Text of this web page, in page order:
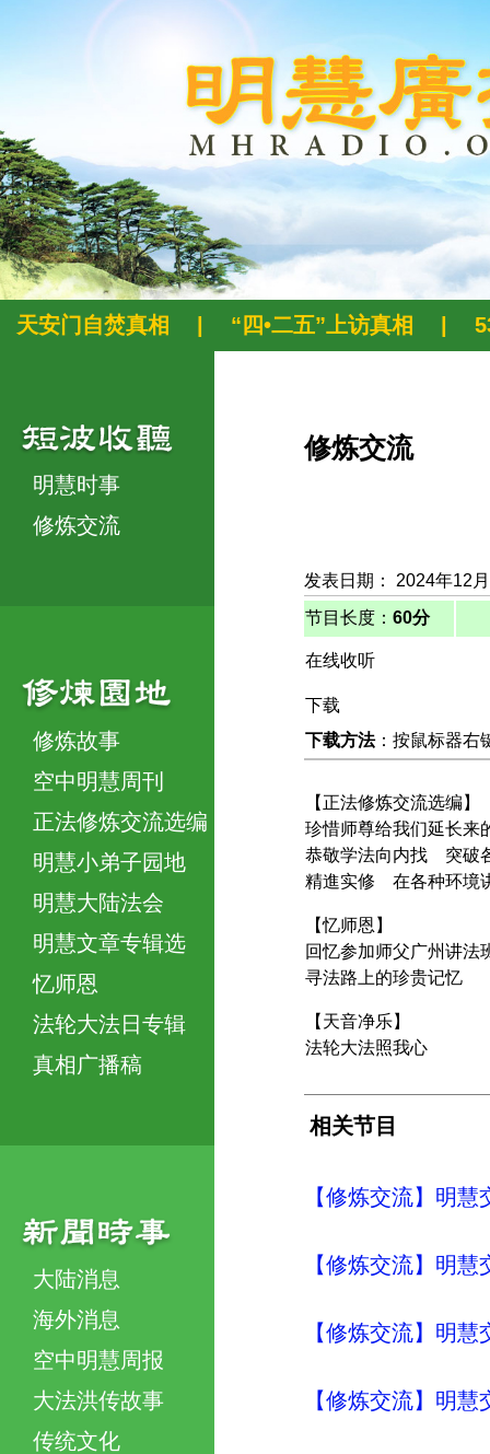
天安门自焚真相 “四•二五”上访真相
明慧时事
修炼交流
修炼故事
空中明慧周刊
正法修炼交流选编
明慧小弟子园地
明慧大陆法会
明慧文章专辑选
忆师恩
法轮大法日专辑
真相广播稿
大陆消息
海外消息
空中明慧周报
大法洪传故事
传统文化
修炼交流
发表日期： 2024年12
节目长度： 60分
在线收听
下载
下载方法：按鼠标器右
【正法修炼交流选编】
珍惜师尊给我们延长来
恭敬学法向内找 突破
精進实修 在各种环境
【忆师恩】
回忆参加师父广州讲法
寻法路上的珍贵记忆
【天音净乐】
法轮大法照我心
相关节目
【修炼交流】明
【修炼交流】明
【修炼交流】明
【修炼交流】明